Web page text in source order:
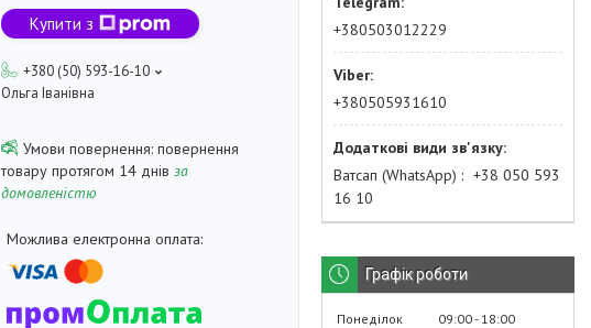
Купити з
+380 (50) 593-16-10
Ольга Іванівна
повернення
товару протягом 14 днів за
домовленістю
+380503012229
+380505931610
Ватсап (WhatsApp)
+38 050 593
16 10
Графік роботи
Понеділок 09:00 18:00